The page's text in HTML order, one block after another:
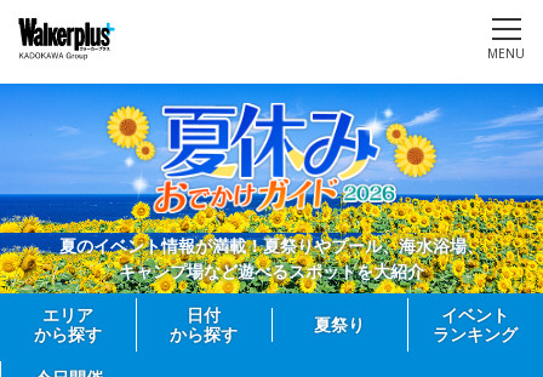
MENU
夏のイベント情報が満載！夏祭りやプール、海水浴場、
キャンプ場など遊べるスポットを大紹介
エリア
から探す
日付
から探す
夏祭り
イベント
ランキング